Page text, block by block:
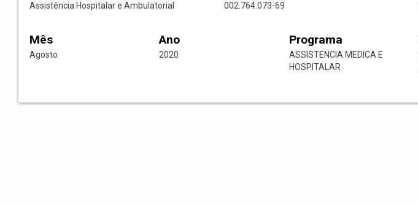
Assistência Hospitalar e Ambulatorial 002.764.073-69
Mês
Agosto
Ano
2020
Programa
ASSISTENCIA MEDICA E
HOSPITALAR